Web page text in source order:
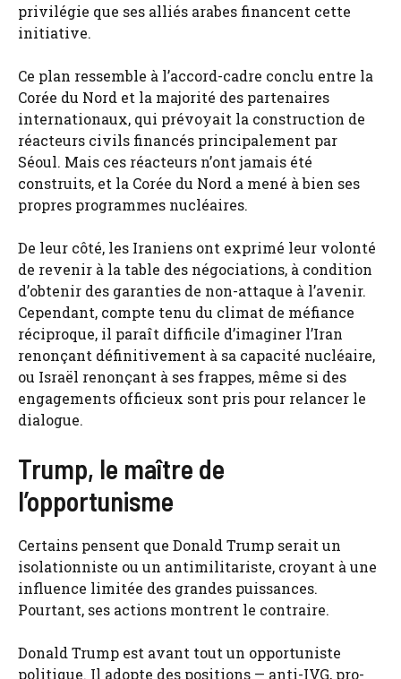
privilégie que ses alliés arabes financent cette
initiative.
Ce plan ressemble à l’accord-cadre conclu entre la
Corée du Nord et la majorité des partenaires
internationaux, qui prévoyait la construction de
réacteurs civils financés principalement par
Séoul. Mais ces réacteurs n’ont jamais été
construits, et la Corée du Nord a mené à bien ses
propres programmes nucléaires.
De leur côté, les Iraniens ont exprimé leur volonté
de revenir à la table des négociations, à condition
d’obtenir des garanties de non-attaque à l’avenir.
Cependant, compte tenu du climat de méfiance
réciproque, il paraît difficile d’imaginer l’Iran
renonçant définitivement à sa capacité nucléaire,
ou Israël renonçant à ses frappes, même si des
engagements officieux sont pris pour relancer le
dialogue.
Trump, le maître de
l’opportunisme
Certains pensent que Donald Trump serait un
isolationniste ou un antimilitariste, croyant à une
influence limitée des grandes puissances.
Pourtant, ses actions montrent le contraire.
Donald Trump est avant tout un opportuniste
politique. Il adopte des positions — anti-IVG, pro-